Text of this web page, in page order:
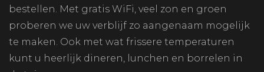
bestellen. Met gratis WiFi, veel zon en groen
proberen we uw verblijf zo aangenaam mogelijk
te maken. Ook met wat frissere temperaturen
kunt u heerlijk dineren, lunchen en borrelen in